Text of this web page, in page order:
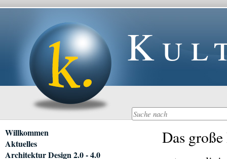
Das
Navigation
überspringen
Willkommen
Aktuelles
Architektur Design 2.0 - 4.0